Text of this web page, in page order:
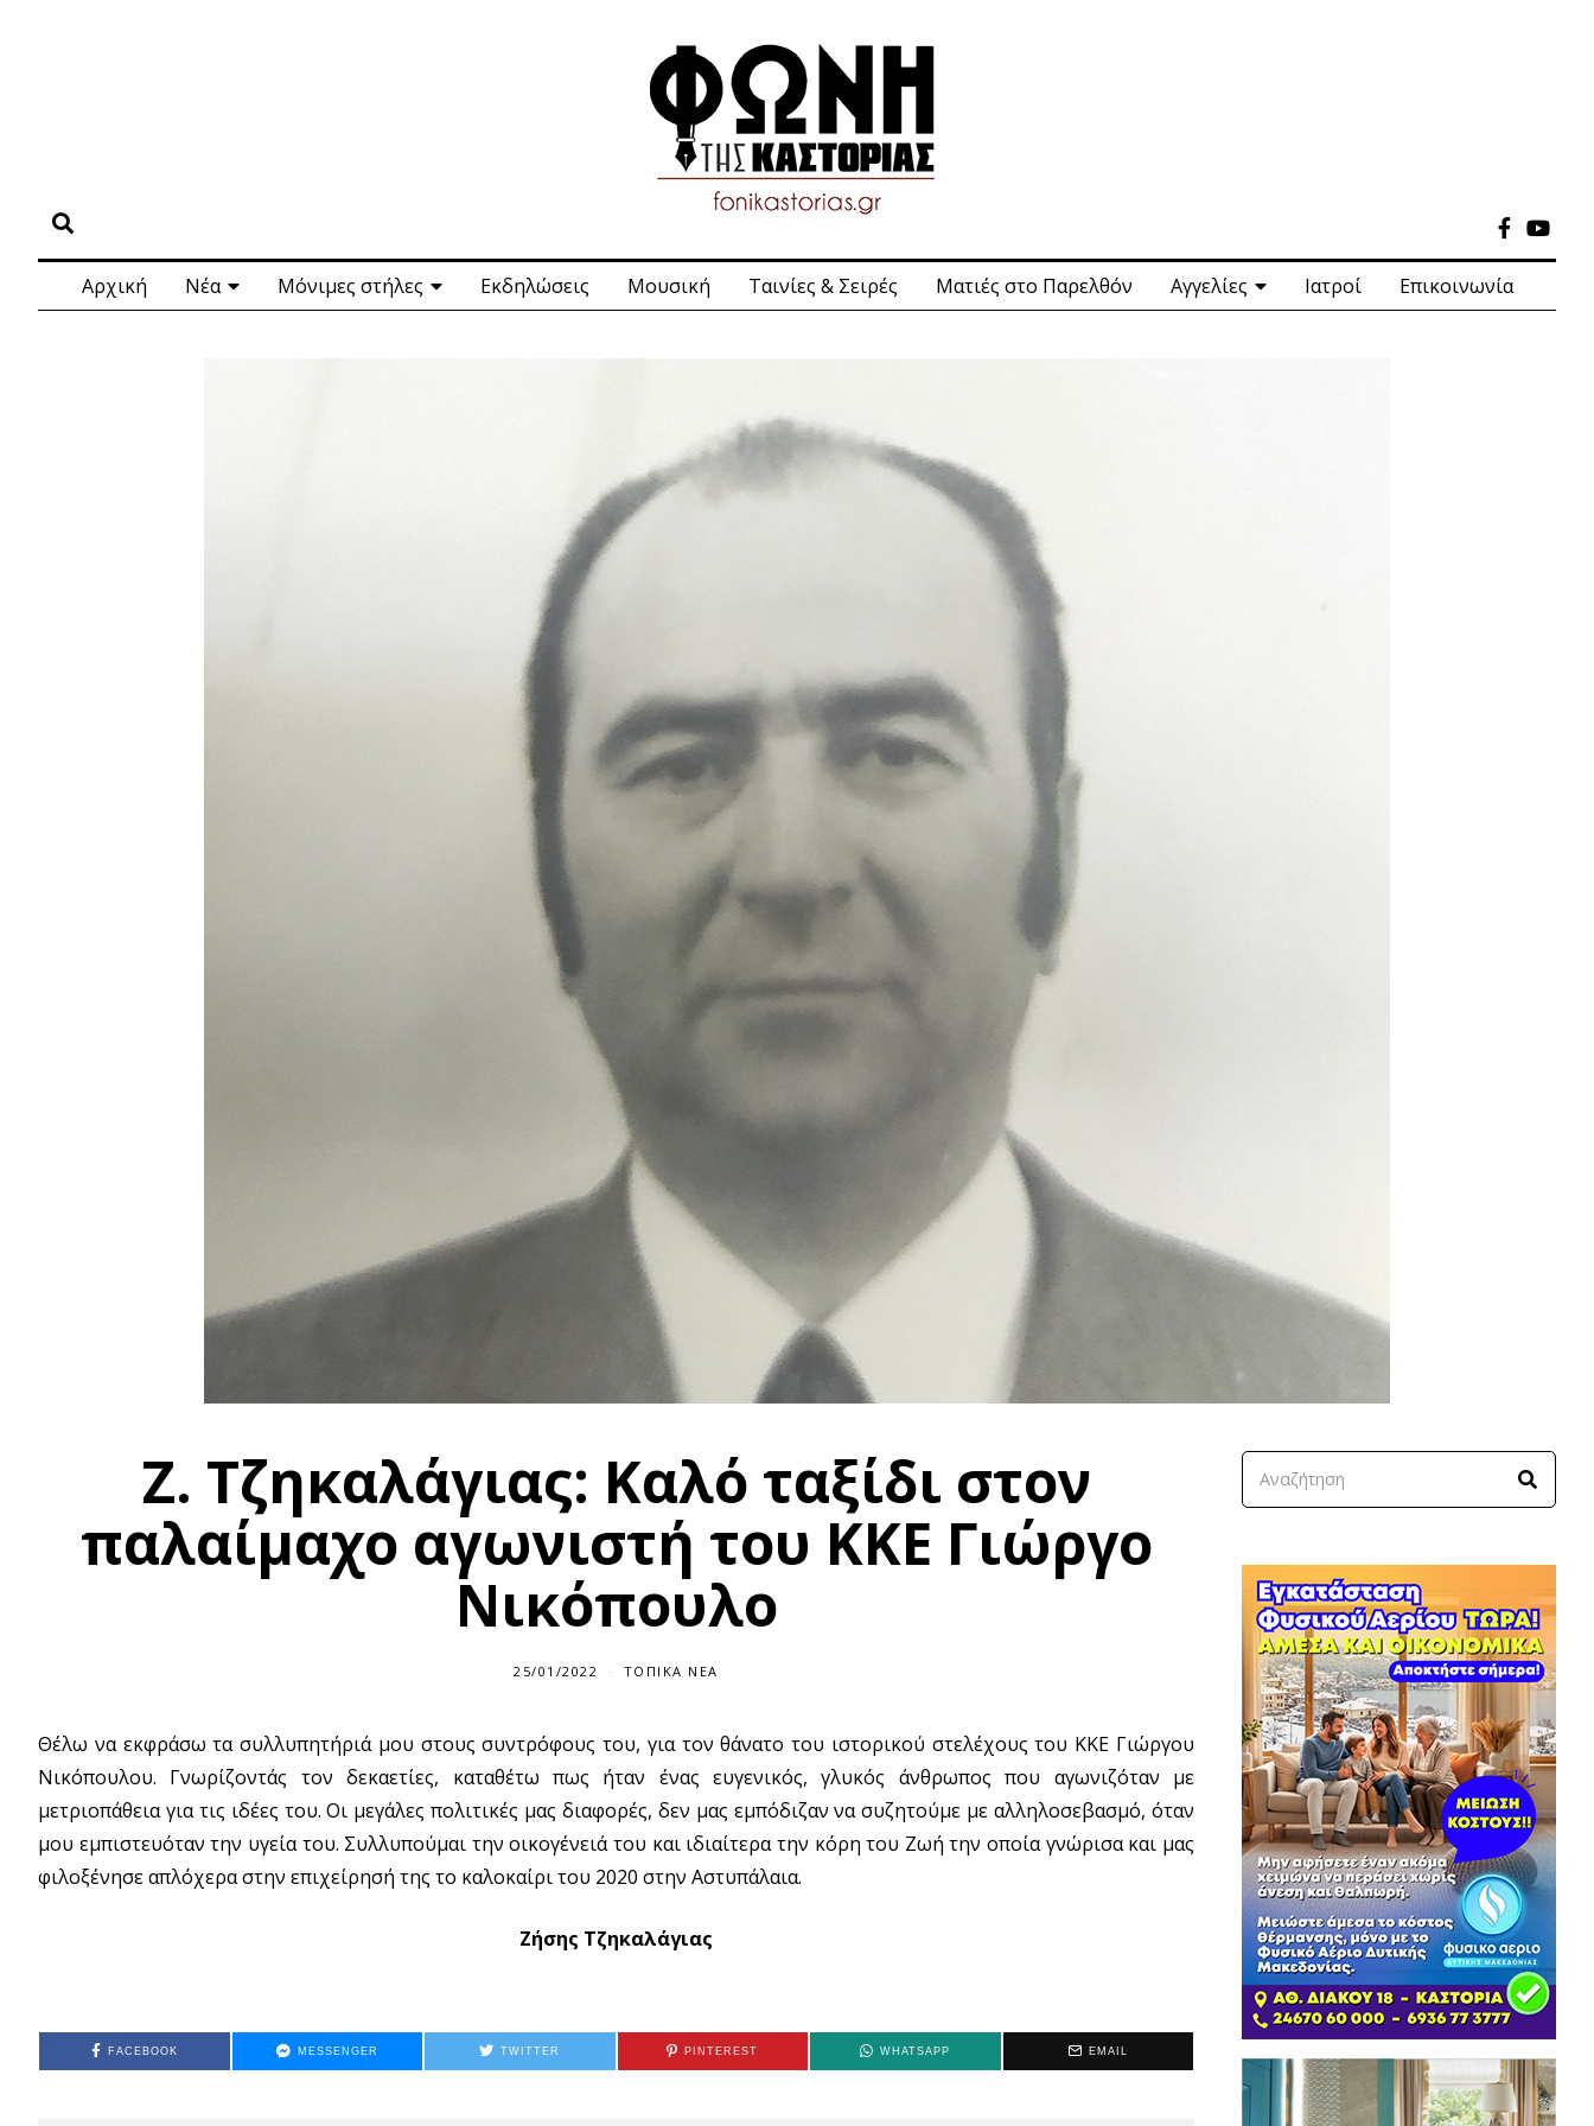
Αρχική Νέα Μόνιμες στήλες Εκδηλώσεις Μουσική Ταινίες & Σειρές Ματιές στο Παρελθόν Αγγελίες Ιατροί Επικοινωνία
Ζ. Τζηκαλάγιας: Καλό ταξίδι στον
παλαίμαχο αγωνιστή του ΚΚΕ Γιώργο
Νικόπουλο
25/01/2022 ΤΟΠΙΚΆ ΝΈΑ
Θέλω να εκφράσω τα συλλυπητήριά μου στους συντρόφους του, για τον θάνατο του ιστορικού στελέχους του ΚΚΕ Γιώργου
Νικόπουλου. Γνωρίζοντάς τον δεκαετίες, καταθέτω πως ήταν ένας ευγενικός, γλυκός άνθρωπος που αγωνιζόταν με
μετριοπάθεια για τις ιδέες του. Οι μεγάλες πολιτικές μας διαφορές, δεν μας εμπόδιζαν να συζητούμε με αλληλοσεβασμό, όταν
μου εμπιστευόταν την υγεία του. Συλλυπούμαι την οικογένειά του και ιδιαίτερα την κόρη του Ζωή την οποία γνώρισα και μας
φιλοξένησε απλόχερα στην επιχείρησή της το καλοκαίρι του 2020 στην Αστυπάλαια.
Ζήσης Τζηκαλάγιας
FACEBOOK MESSENGER TWITTER PINTEREST WHATSAPP EMAIL